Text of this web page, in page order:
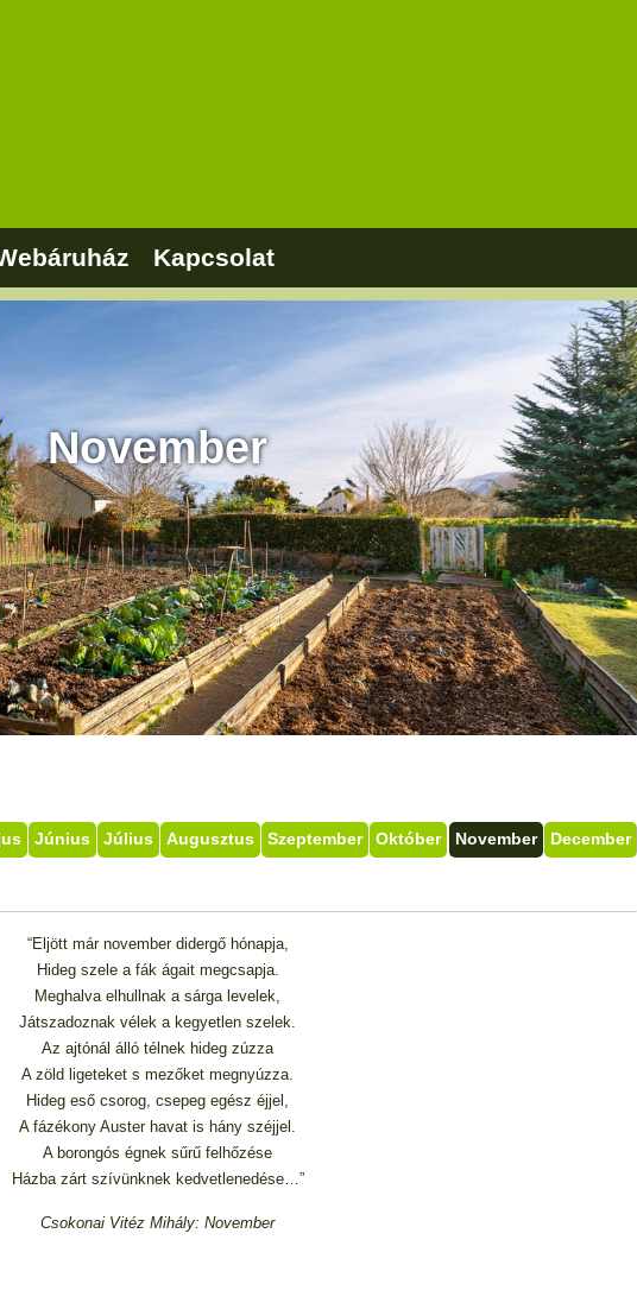
Kapcsolat
November
Június Július Augusztus Szeptember Október November December
“Eljött már november didergő hónapja,
Hideg szele a fák ágait megcsapja.
Meghalva elhullnak a sárga levelek,
Játszadoznak vélek a kegyetlen szelek.
Az ajtónál álló télnek hideg zúzza
A zöld ligeteket s mezőket megnyúzza.
Hideg eső csorog, csepeg egész éjjel,
A fázékony Auster havat is hány széjjel.
A borongós égnek sűrű felhőzése
Házba zárt szívünknek kedvetlenedése…”
Csokonai Vitéz Mihály: November